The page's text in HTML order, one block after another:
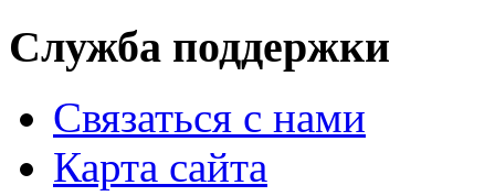
Служба поддержки
Связаться с нами
Карта сайта